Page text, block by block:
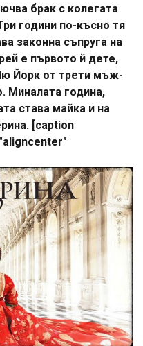
брак с колегата
години по-късно тя
законна съпруга на
е първото й дете,
Йорк от трети мъж-
Миналата година,
става майка и на
[caption